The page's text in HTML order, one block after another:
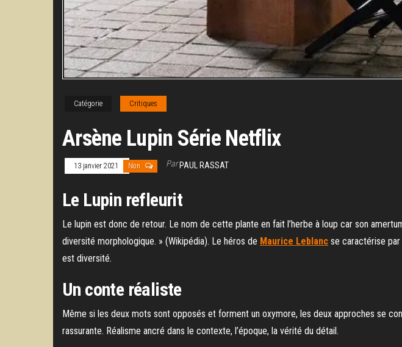
Catégorie Critiques
Arsène Lupin Série Netflix
13 janvier 2021 Non ParPAUL RASSAT
Le Lupin refleurit
Le lupin est donc de retour. Le nom de cette plante en fait l’herbe à loup car son
diversité morphologique. » (Wikipédia). Le héros de Maurice Leblanc se caractérise
est diversité.
Un conte réaliste
Même si les deux mots sont opposés et forment un oxymore, les deux approches se
rassurante. Réalisme ancré dans le contexte, l’époque, la vérité du détail.